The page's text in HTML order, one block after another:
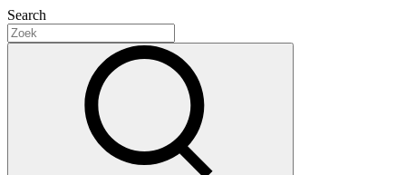
Search
for: